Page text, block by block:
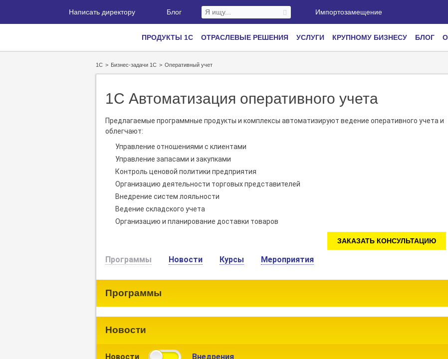
Написать директору Блог Импортозамещение
ПРОДУКТЫ 1С ОТРАСЛЕВЫЕ РЕШЕНИЯ УСЛУГИ КРУПНОМУ БИЗНЕСУ БЛОГ
1С > Бизнес-задачи 1С > Оперативный учет
1С Автоматизация оперативного учета
Предлагаемые программные продукты и комплексы автоматизируют ведение оперативного учета и
облегчают:
Управление отношениями с клиентами
Управление запасами и закупками
Контроль ценовой политики предприятия
Организацию деятельности торговых представителей
Внедрение систем лояльности
Ведение складского учета
Организацию и планирование доставки товаров
ЗАКАЗАТЬ КОНСУЛЬТАЦИЮ
Программы Новости Курсы Мероприятия
Программы
Новости
Новости Внедрения